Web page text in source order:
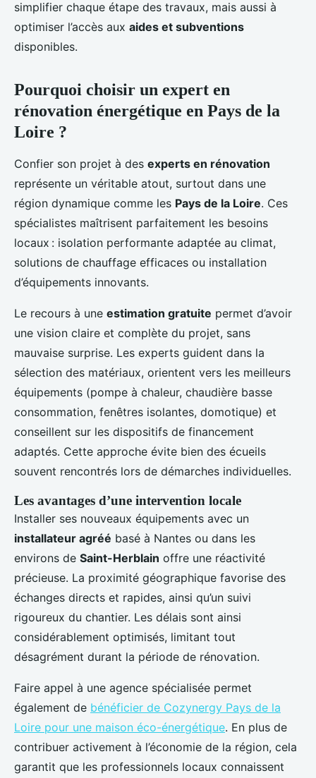
simplifier chaque étape des travaux, mais aussi à
optimiser l’accès aux aides et subventions
disponibles.
Pourquoi choisir un expert en
rénovation énergétique en Pays de la
Loire ?
Confier son projet à des experts en rénovation
représente un véritable atout, surtout dans une
région dynamique comme les Pays de la Loire. Ces
spécialistes maîtrisent parfaitement les besoins
locaux : isolation performante adaptée au climat,
solutions de chauffage efficaces ou installation
d’équipements innovants.
Le recours à une estimation gratuite permet d’avoir
une vision claire et complète du projet, sans
mauvaise surprise. Les experts guident dans la
sélection des matériaux, orientent vers les meilleurs
équipements (pompe à chaleur, chaudière basse
consommation, fenêtres isolantes, domotique) et
conseillent sur les dispositifs de financement
adaptés. Cette approche évite bien des écueils
souvent rencontrés lors de démarches individuelles.
Les avantages d’une intervention locale
Installer ses nouveaux équipements avec un
installateur agréé basé à Nantes ou dans les
environs de Saint-Herblain offre une réactivité
précieuse. La proximité géographique favorise des
échanges directs et rapides, ainsi qu’un suivi
rigoureux du chantier. Les délais sont ainsi
considérablement optimisés, limitant tout
désagrément durant la période de rénovation.
Faire appel à une agence spécialisée permet
également de bénéficier de Cozynergy Pays de la
Loire pour une maison éco-énergétique. En plus de
contribuer activement à l’économie de la région, cela
garantit que les professionnels locaux connaissent